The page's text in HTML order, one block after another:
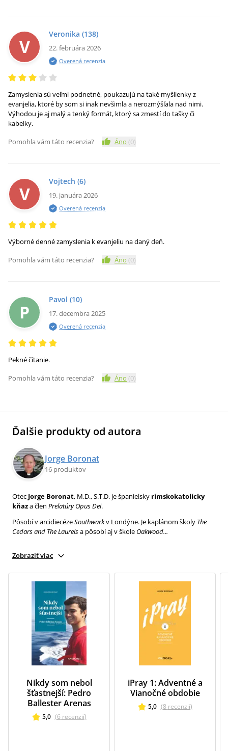
V
Veronika (138)
22. februára 2026
Overená recenzia
Zamyslenia sú veľmi podnetné, poukazujú na také myšlienky z
evanjelia, ktoré by som si inak nevšimla a nerozmýšľala nad nimi.
Výhodou je aj malý a tenký formát, ktorý sa zmestí do tašky či
kabelky.
Pomohla vám táto recenzia?
Áno (0)
V
Vojtech (6)
19. januára 2026
Overená recenzia
Výborné denné zamyslenia k evanjeliu na daný deň.
Pomohla vám táto recenzia?
Áno (0)
P
Pavol (10)
17. decembra 2025
Overená recenzia
Pekné čítanie.
Pomohla vám táto recenzia?
Áno (0)
Ďalšie produkty od autora
Jorge Boronat
16 produktov
Otec Jorge Boronat, M.D., S.T.D. je španielsky rímskokatolícky
kňaza člen Prelatúry Opus Dei.
Pôsobí v arcidiecézeSouthwarkv Londýne. Je kaplánom školy The
Cedars and The Laurelsa pôsobí aj v škole Oakwood...
Zobraziť viac
Nikdy som nebol
šťastnejší: Pedro
Ballester Arenas
5,0 (6 recenzií)
iPray 1: Adventné a
Vianočné obdobie
5,0 (8 recenzií)